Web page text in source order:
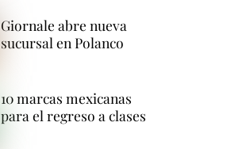
Giornale abre nueva
sucursal en Polanco
10 marcas mexicanas
para el regreso a clases